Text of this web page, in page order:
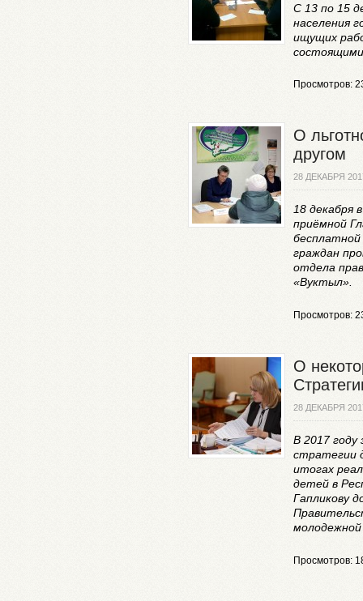
С 13 по 15
населения
ищущих
Просмотров:
О
другом
28 ДЕКАБРЯ
18 декабря
приёмной
граждан
отдела
«Вуктыл».
Просмотров:
О
28 ДЕКАБРЯ
В 2017 году
стратегии
итогах
детей в
Гапликову
Просмотров: